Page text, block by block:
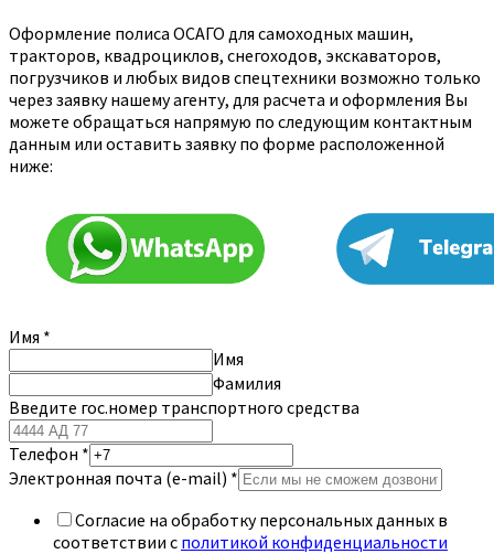
Оформление полиса ОСАГО для самоходных машин,
тракторов, квадроциклов, снегоходов, экскаваторов,
погрузчиков и любых видов спецтехники возможно только
через заявку нашему агенту, для расчета и оформления Вы
можете обращаться напрямую по следующим контактным
данным или оставить заявку по форме расположенной
ниже:
Имя *
Имя
Фамилия
Введите гос.номер транспортного средства
Телефон *
Электронная почта (e-mail) *
Согласие на обработку персональных данных в
соответствии с политикой конфиденциальности